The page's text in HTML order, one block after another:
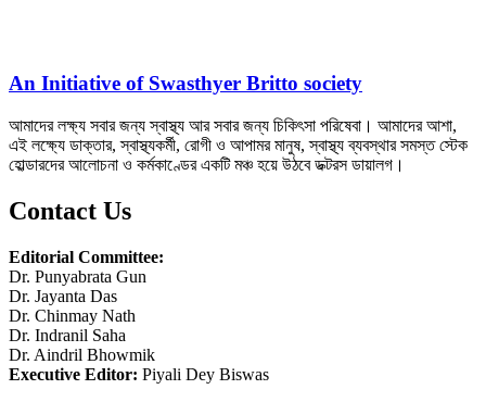
An Initiative of Swasthyer Britto society
আমাদের লক্ষ্য সবার জন্য স্বাস্থ্য আর সবার জন্য চিকিৎসা পরিষেবা। আমাদের আশা,
এই লক্ষ্যে ডাক্তার, স্বাস্থ্যকর্মী, রোগী ও আপামর মানুষ, স্বাস্থ্য ব্যবস্থার সমস্ত স্টেক
হোল্ডারদের আলোচনা ও কর্মকাণ্ডের একটি মঞ্চ হয়ে উঠবে ডক্টরস ডায়ালগ।
Contact Us
Editorial Committee:
Dr. Punyabrata Gun
Dr. Jayanta Das
Dr. Chinmay Nath
Dr. Indranil Saha
Dr. Aindril Bhowmik
Executive Editor: Piyali Dey Biswas